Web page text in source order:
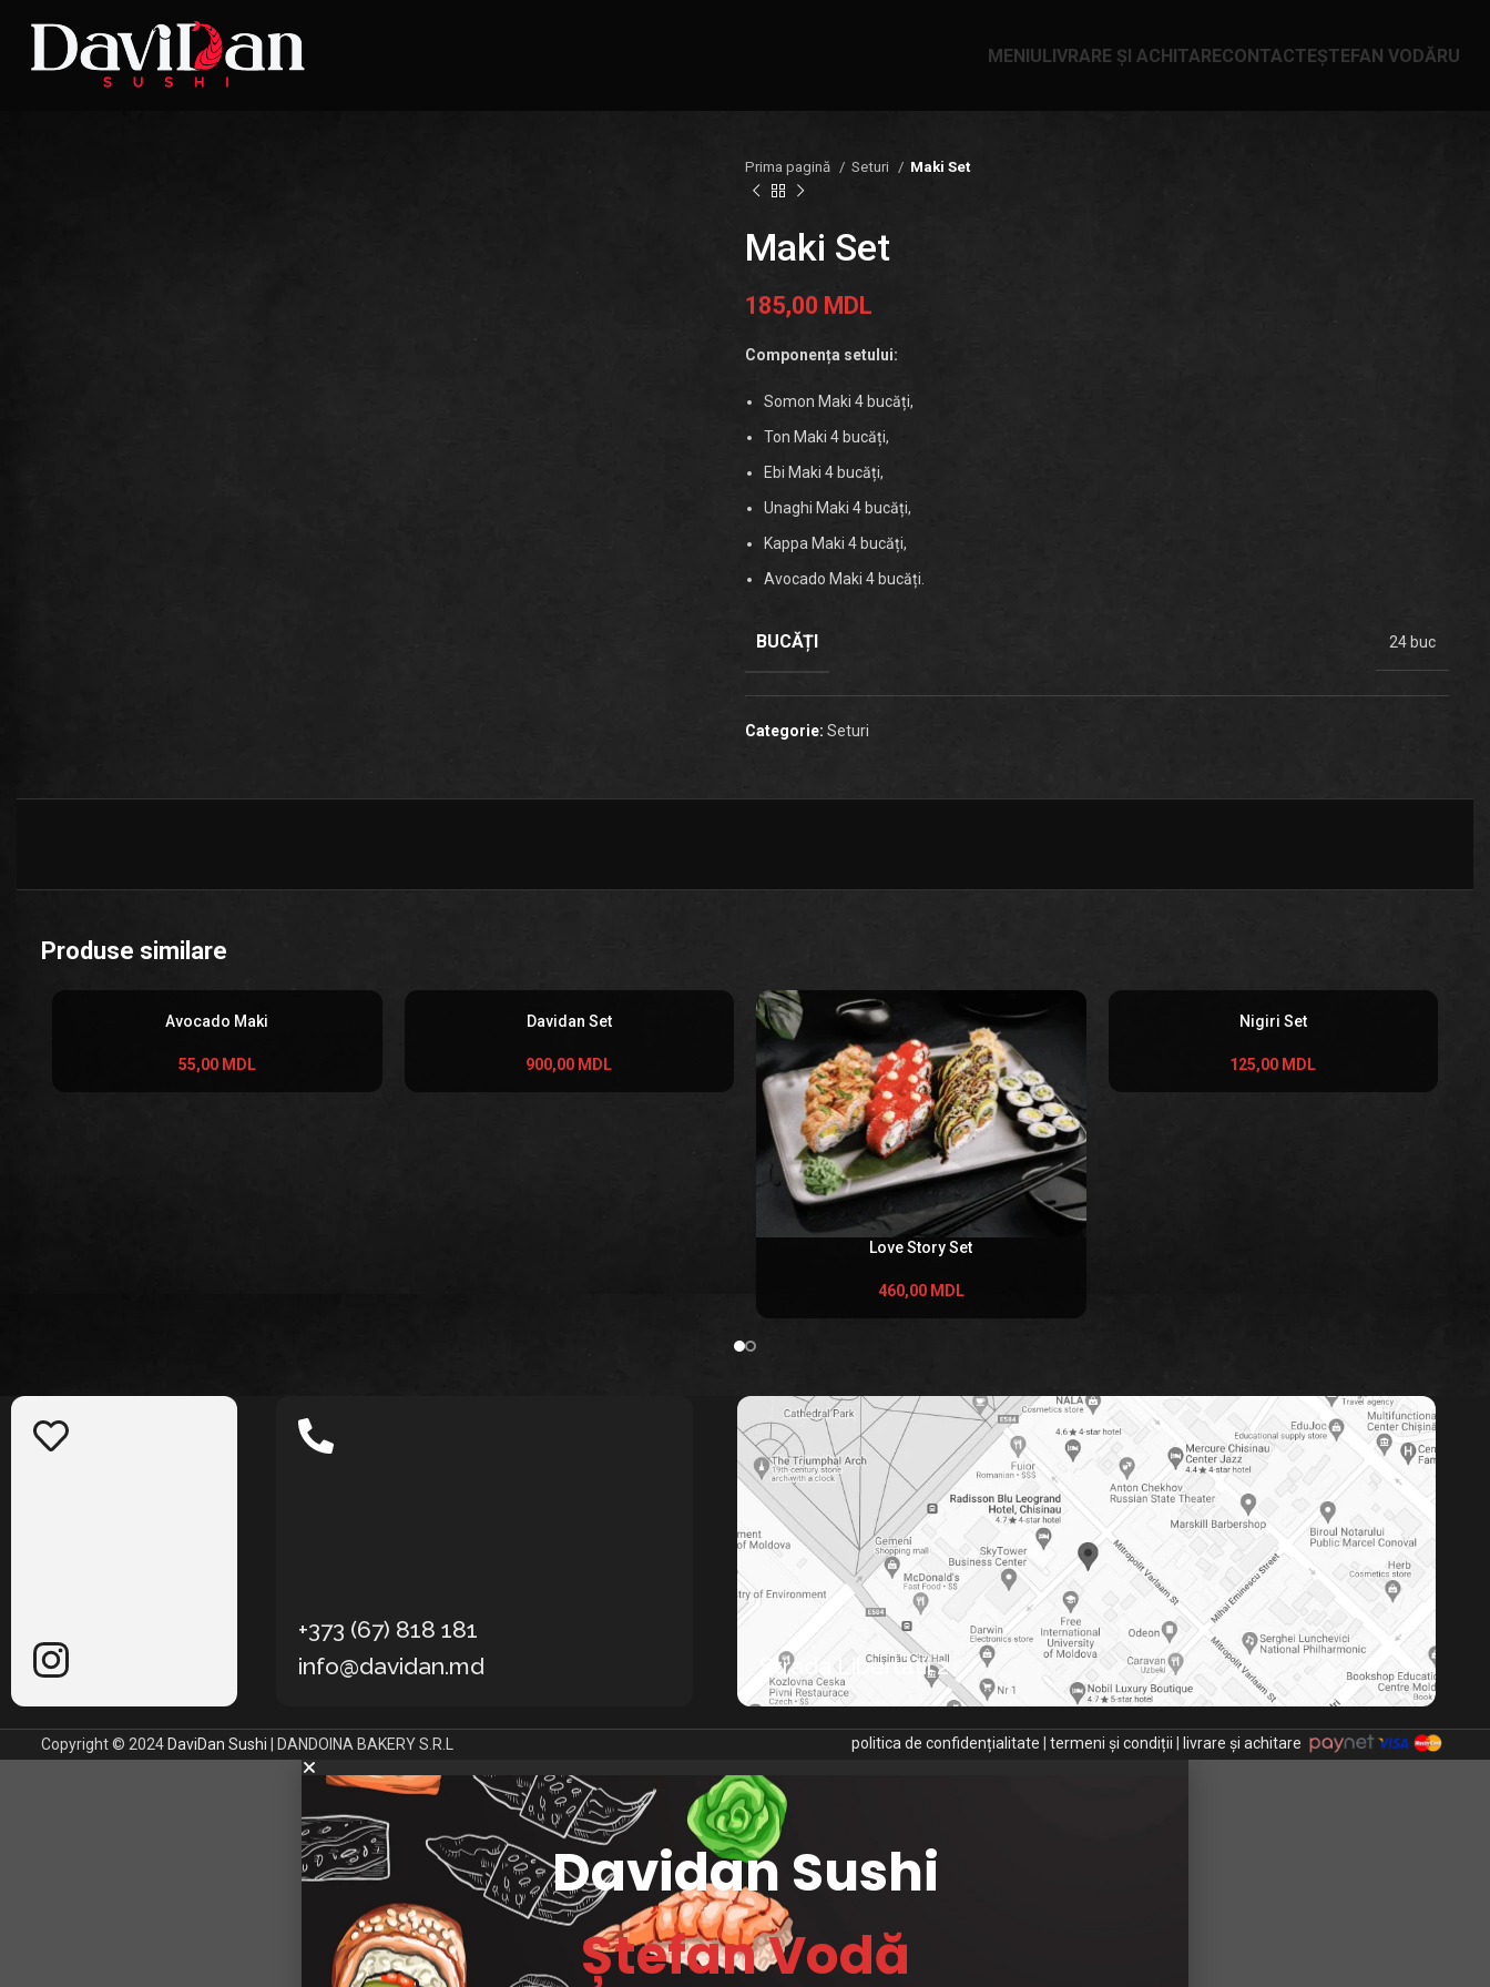
MENIULIVRARE ȘI ACHITARECONTACTEȘTEFAN VODĂRU
Prima pagină Seturi Maki Set
Maki Set
185,00 MDL
Componența setului:
Somon Maki 4 bucăți,
Ton Maki 4 bucăți,
Ebi Maki 4 bucăți,
Unaghi Maki 4 bucăți,
Kappa Maki 4 bucăți,
Avocado Maki 4 bucăți.
BUCĂȚI 24 buc
Categorie: Seturi
Produse similare
Avocado Maki
55,00 MDL
Davidan Set
900,00 MDL
Love Story Set
460,00 MDL
Nigiri Set
125,00 MDL
+373 (67) 818 181
info@davidan.md
Strada Libertății 2
Copyright © 2024 DaviDan Sushi | DANDOINA BAKERY S.R.L politica de confidențialitate termeni și condiții livrare și achitare
Davidan Sushi
Ștefan Vodă